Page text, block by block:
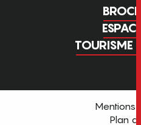
TOURISME
Mentions
Plan